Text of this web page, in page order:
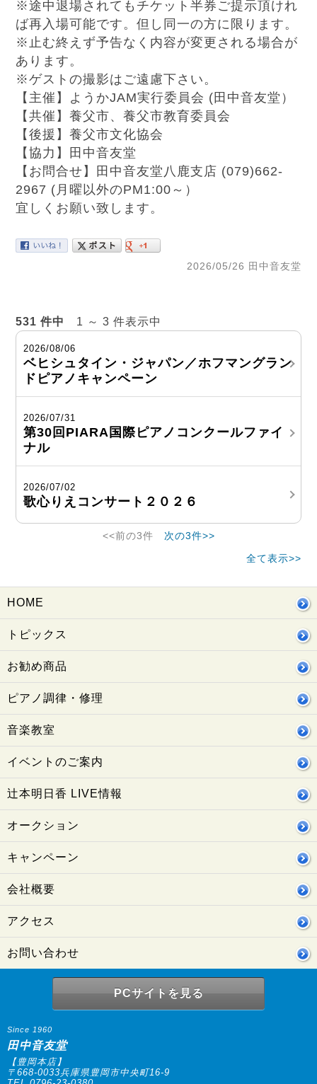
※途中退場されてもチケット半券ご提示頂けれ
ば再入場可能です。但し同一の方に限ります。
※止む終えず予告なく内容が変更される場合が
あります。
※ゲストの撮影はご遠慮下さい。
【主催】ようかJAM実行委員会 (田中音友堂）
【共催】養父市、養父市教育委員会
【後援】養父市文化協会
【協力】田中音友堂
【お問合せ】田中音友堂八鹿支店 (079)662-
2967 (月曜以外のPM1:00～）
宜しくお願い致します。
2026/05/26 田中音友堂
531 件中 1 ～ 3 件表示中
2026/08/06
ベヒシュタイン・ジャパン／ホフマングラン
ドピアノキャンペーン
2026/07/31
第30回PIARA国際ピアノコンクールファイ
ナル
2026/07/02
歌心りえコンサート２０２６
<<前の3件 次の3件>>
全て表示>>
HOME
トピックス
お勧め商品
ピアノ調律・修理
音楽教室
イベントのご案内
辻本明日香 LIVE情報
オークション
キャンペーン
会社概要
アクセス
お問い合わせ
PCサイトを見る
Since 1960
田中音友堂
【豊岡本店】
〒668-0033兵庫県豊岡市中央町16-9